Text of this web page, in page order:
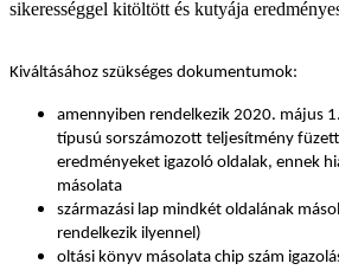
sikerességgel kitöltött és kutyája
Kiváltásához szükséges dokumentumok:
amennyiben rendelkezik 2020. május
típusú sorszámozott teljesítmény
eredményeket igazoló oldalak, ennek
másolata
származási lap mindkét oldalának
rendelkezik ilyennel)
oltási könyv másolata chip szám